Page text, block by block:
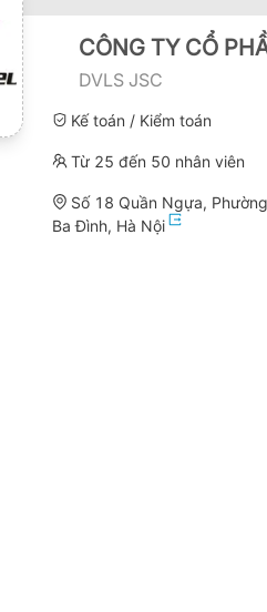
CÔNG TY CỔ
DVLS JSC
Kế toán / Kiểm toán
Từ 25 đến 50 nhân viên
Số 18 Quần Ngựa,
Ba Đình, Hà Nội